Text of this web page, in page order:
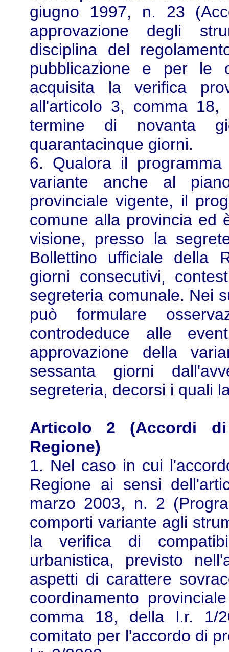
giugno 1997, n. 23
approvazione degli
disciplina del
pubblicazione e per le
acquisita la verifica
all'articolo 3, comma
termine di novanta
quarantacinque giorni.
6. Qualora il
variante anche al
provinciale vigente, il
comune alla provincia ed
visione, presso la
Bollettino ufficiale della
giorni consecutivi,
segreteria comunale. Nei
può formulare
controdeduce alle
approvazione della
sessanta giorni
segreteria, decorsi i quali
Articolo 2 (Accordi di
Regione)
1. Nel caso in cui
Regione ai sensi
marzo 2003, n. 2
comporti variante agli
la verifica di
urbanistica, previsto
aspetti di carattere
coordinamento
comma 18, della l.r. 1/
comitato per l'accordo di